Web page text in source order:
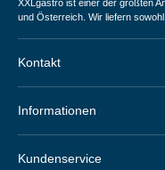
XXLgastro ist einer der größten
und Österreich. Wir liefern
Kontakt
Informationen
Kundenservice